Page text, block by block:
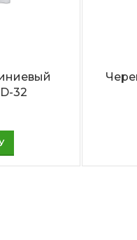
32